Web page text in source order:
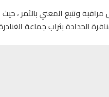
وتتبع المعني بالأمر ،
الحدادة بثراب جماعة